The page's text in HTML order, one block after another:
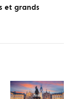
et grands